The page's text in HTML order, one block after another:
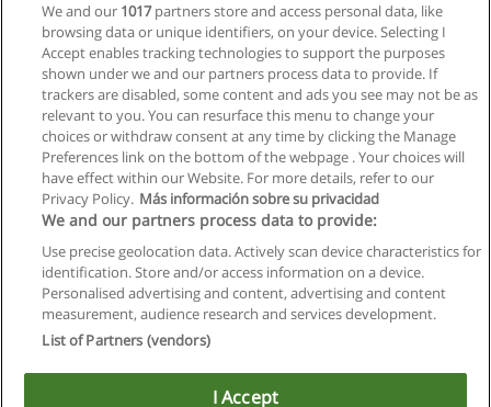
Allgemeinen geschäftsbedingungen
Datenschutzpolitik
In Verbindung setzen mit Educaedu
Copyright © Educaedu Business S.L. - CIF : B-95610580: -
We and our 1017partners store and access personal data, like
browsing data or unique identifiers, on your device. Selecting I
Accept enables tracking technologies to support the purposes
shown under we and our partners process data to provide. If
trackers are disabled, some content and ads you see may not be as
relevant to you. You can resurface this menu to change your
choices or withdraw consent at any time by clicking the Manage
Preferences link on the bottom of the webpage . Your choices will
have effect within our Website. For more details, refer to our
Privacy Policy. Más información sobre su privacidad
We and our partners process data to provide:
Use precise geolocation data. Actively scan device characteristics for
identification. Store and/or access information on a device.
Personalised advertising and content, advertising and content
measurement, audience research and services development.
List of Partners (vendors)
I Accept